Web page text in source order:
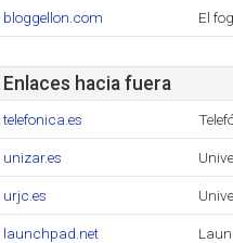
bloggellon.com El
Enlaces hacia fuera
telefonica.es
unizar.es
urjc.es
launchpad.net